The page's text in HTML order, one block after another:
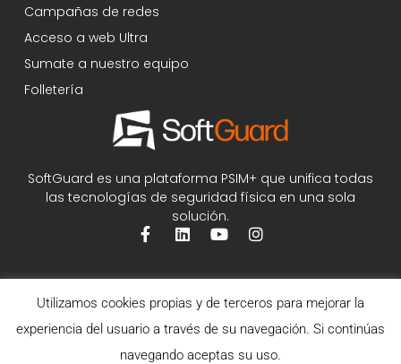
SoftGuard es una plataforma PSIM+ que unifica todas
las tecnologías de seguridad física en una sola
solución.
Campañas de redes
Acceso a web Ultra
Sumate a nuestro equipo
Folletería
Utilizamos cookies propias y de terceros para mejorar la
experiencia del usuario a través de su navegación. Si continúas
navegando aceptas su uso.